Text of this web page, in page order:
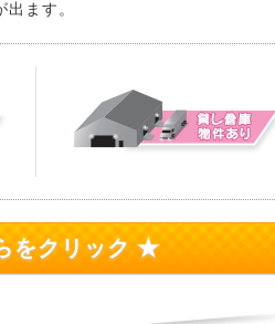
ます。
をクリック ★